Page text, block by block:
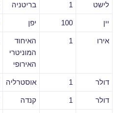
לישט 1 בריטניה
יין 100 יפן
אירו 1
האיחוד
המוניטרי
האירופי
דולר 1 אוסטרליה
דולר 1 קנדה